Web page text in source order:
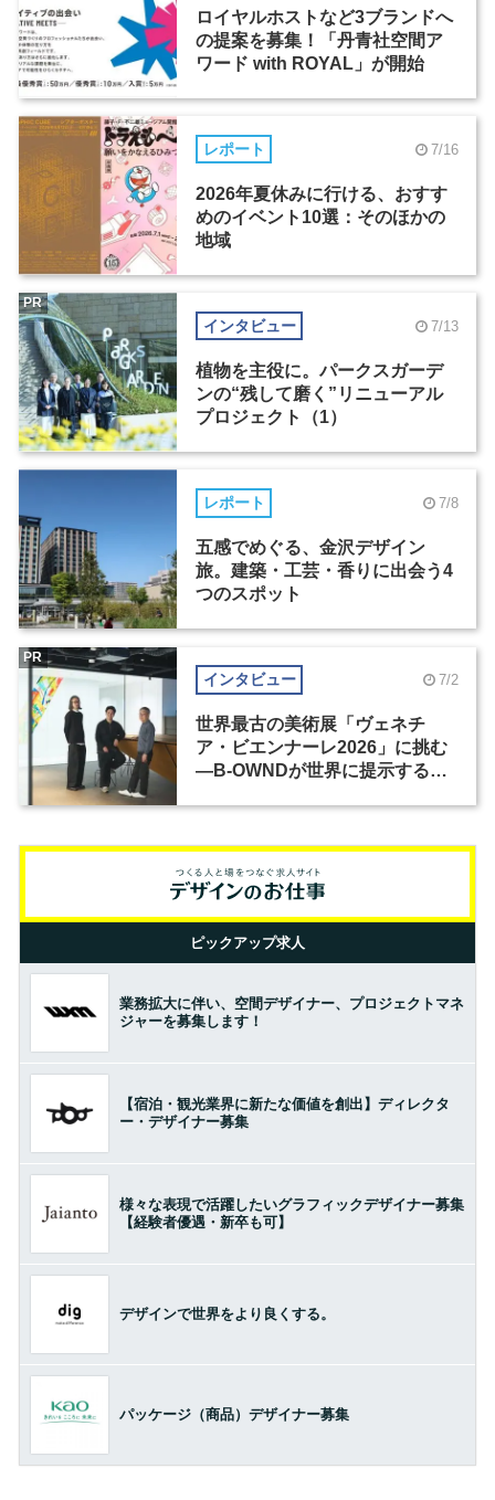
ロイヤルホストなど3ブランドへ
の提案を募集！「丹青社空間ア
ワード with ROYAL」が開始
レポート 7/16
2026年夏休みに行ける、おすす
めのイベント10選：そのほかの
地域
インタビュー 7/13
植物を主役に。パークスガーデ
ンの“残して磨く”リニューアル
プロジェクト（1）
PR
レポート 7/8
五感でめぐる、金沢デザイン
旅。建築・工芸・香りに出会う4
つのスポット
インタビュー 7/2
世界最古の美術展「ヴェネチ
ア・ビエンナーレ2026」に挑む
―B-OWNDが世界に提示する美
PR
ピックアップ求人
業務拡大に伴い、空間デザイナー、プロジェクトマネ
ジャーを募集します！
【宿泊・観光業界に新たな価値を創出】ディレクタ
ー・デザイナー募集
様々な表現で活躍したいグラフィックデザイナー募集
【経験者優遇・新卒も可】
デザインで世界をより良くする。
パッケージ（商品）デザイナー募集